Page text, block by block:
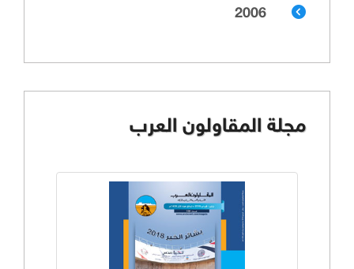
2006
مجلة المقاولون العرب